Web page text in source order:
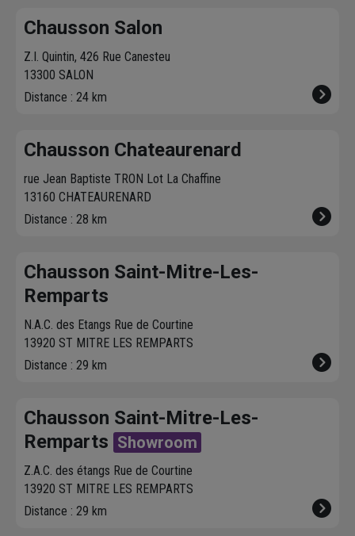
Chausson Salon
Z.I. Quintin, 426 Rue Canesteu
13300 SALON
Distance : 24 km
Chausson Chateaurenard
rue Jean Baptiste TRON Lot La Chaffine
13160 CHATEAURENARD
Distance : 28 km
Chausson Saint-Mitre-Les-
Remparts
N.A.C. des Etangs Rue de Courtine
13920 ST MITRE LES REMPARTS
Distance : 29 km
Chausson Saint-Mitre-Les-
Remparts Showroom
Z.A.C. des étangs Rue de Courtine
13920 ST MITRE LES REMPARTS
Distance : 29 km